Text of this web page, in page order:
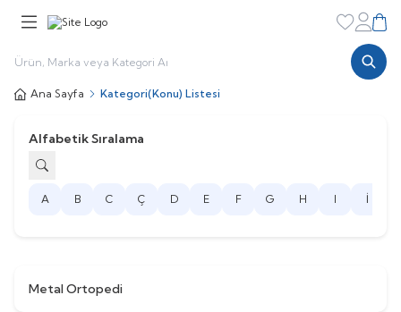
Favorilerim
Ana Sayfa Kategori(Konu) Listesi
Alfabetik Sıralama
A B C Ç D E F G H I İ
Metal Ortopedi